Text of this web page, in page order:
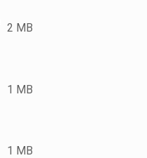
2 MB
1 MB
1 MB